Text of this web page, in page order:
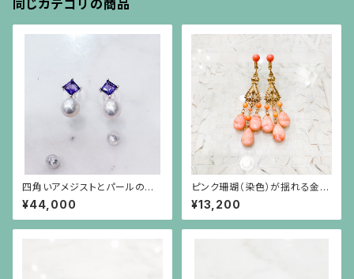
同じカテゴリの商品
四角いアメジストとパールのシ
ルバー枠のピアス(シルバーポス
ト）
¥44,000
ピンク珊瑚（染色）が揺れる金色
のオリエンタルなイヤリング
¥13,200